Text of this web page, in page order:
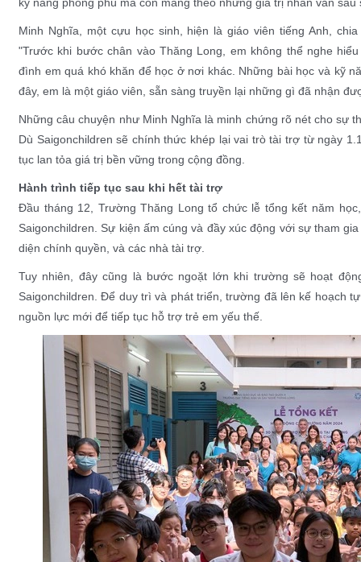
Minh Nghĩa, một cựu học sinh, hiện là giáo viên tiếng Anh,
"Trước khi bước chân vào Thăng Long, em không thể nghe
đình em quá khó khăn để học ở nơi khác. Những bài học và kỹ
đây, em là một giáo viên, sẵn sàng truyền lại những gì đã nhận
Những câu chuyện như Minh Nghĩa là minh chứng rõ nét cho sự
Dù Saigonchildren sẽ chính thức khép lại vai trò tài trợ từ ngày
tục lan tỏa giá trị bền vững trong cộng đồng.
Hành trình tiếp tục sau khi hết tài trợ
Đầu tháng 12, Trường Thăng Long tổ chức lễ tổng kết năm
Saigonchildren. Sự kiện ấm cúng và đầy xúc động với sự tham
diện chính quyền, và các nhà tài trợ.
Tuy nhiên, đây cũng là bước ngoặt lớn khi trường sẽ hoạt
Saigonchildren. Để duy trì và phát triển, trường đã lên kế hoạch
nguồn lực mới để tiếp tục hỗ trợ trẻ em yếu thế.